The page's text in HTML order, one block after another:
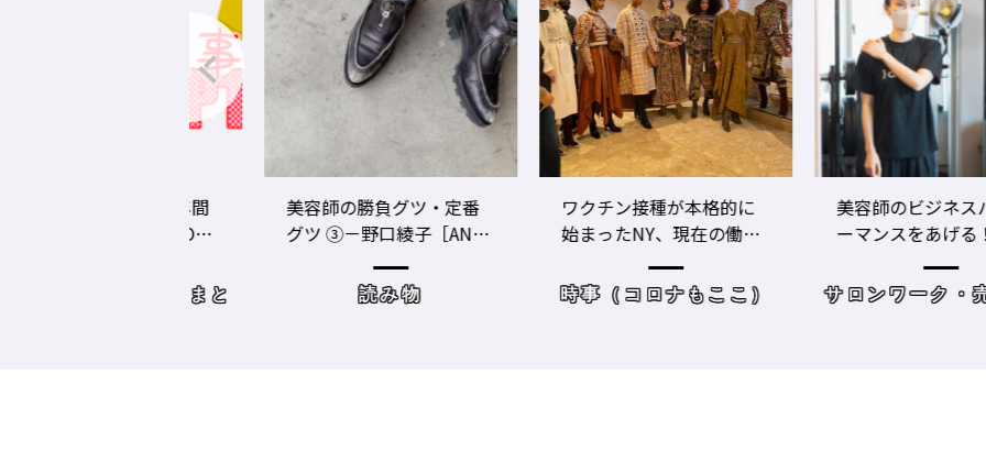
美容師の勝負グツ・定番
グツ ③－野口綾子［AND
THE BRICKS（アンドザブ
リックス）／神奈川県鎌
倉市］の場合－
読み物
ワクチン接種が本格的に
始まったNY、現在の働き
時事（コロナもここ）
美容師のビジネスパフォ
ーマンスをあげる！ ト
レーニングジムに潜入
サロンワーク・売り上